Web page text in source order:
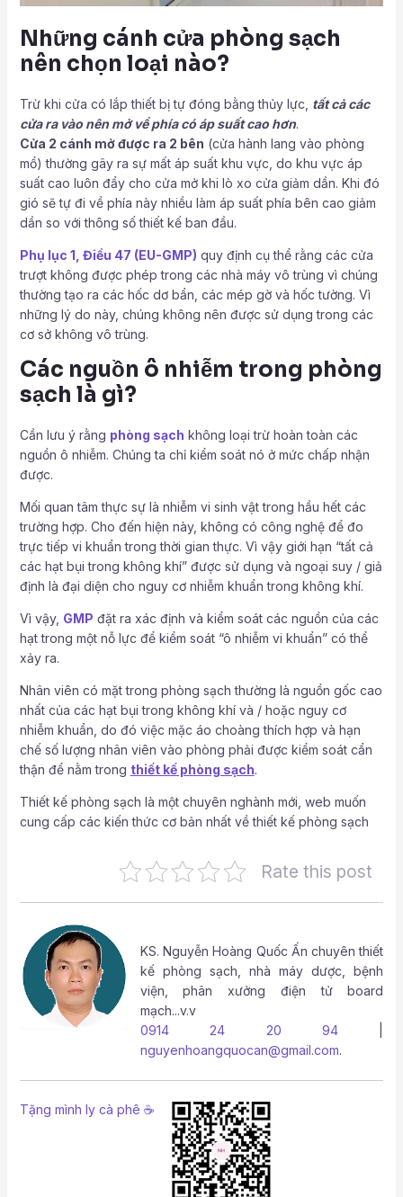
Những cánh cửa phòng sạch
nên chọn loại nào?
Trừ khi cửa có lắp thiết bị tự đóng bằng thủy lực, tất cả các
cửa ra vào nên mở về phía có áp suất cao hơn.
Cửa 2 cánh mở được ra 2 bên (cửa hành lang vào phòng
mổ) thường gây ra sự mất áp suất khu vực, do khu vực áp
suất cao luôn đẩy cho cửa mở khi lò xo cửa giảm dần. Khi đó
gió sẽ tự đi về phía này nhiều làm áp suất phía bên cao giảm
dần so với thông số thiết kế ban đầu.
Phụ lục 1, Điều 47 (EU-GMP) quy định cụ thể rằng các cửa
trượt không được phép trong các nhà máy vô trùng vì chúng
thường tạo ra các hốc dơ bẩn, các mép gờ và hốc tường. Vì
những lý do này, chúng không nên được sử dụng trong các
cơ sở không vô trùng.
Các nguồn ô nhiễm trong phòng
sạch là gì?
Cần lưu ý rằng phòng sạch không loại trừ hoàn toàn các
nguồn ô nhiễm. Chúng ta chỉ kiểm soát nó ở mức chấp nhận
được.
Mối quan tâm thực sự là nhiễm vi sinh vật trong hầu hết các
trường hợp. Cho đến hiện này, không có công nghệ để đo
trực tiếp vi khuẩn trong thời gian thực. Vì vậy giới hạn “tất cả
các hạt bụi trong không khí” được sử dụng và ngoại suy / giả
định là đại diện cho nguy cơ nhiễm khuẩn trong không khí.
Vì vậy, GMP đặt ra xác định và kiểm soát các nguồn của các
hạt trong một nỗ lực để kiểm soát “ô nhiễm vi khuẩn” có thể
xảy ra.
Nhân viên có mặt trong phòng sạch thường là nguồn gốc cao
nhất của các hạt bụi trong không khí và / hoặc nguy cơ
nhiễm khuẩn, do đó việc mặc áo choàng thích hợp và hạn
chế số lượng nhân viên vào phòng phải được kiểm soát cẩn
thận để nằm trong thiết kế phòng sạch.
Thiết kế phòng sạch là một chuyên nghành mới, web muốn
cung cấp các kiến thức cơ bản nhất về thiết kế phòng sạch
Rate this post
KS. Nguyễn Hoàng Quốc Ấnchuyên thiết
kế phòng sạch, nhà máy dược, bệnh
viện, phân xưởng điện tử board
mạch...v.v
0914 24 20 94|
nguyenhoangquocan@gmail.com.
Tặng mình ly cà phê ☕